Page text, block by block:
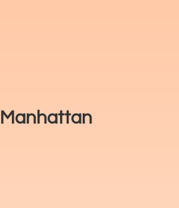
Manhattan